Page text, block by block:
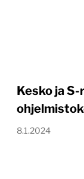
Kesko ja
8.1.2024